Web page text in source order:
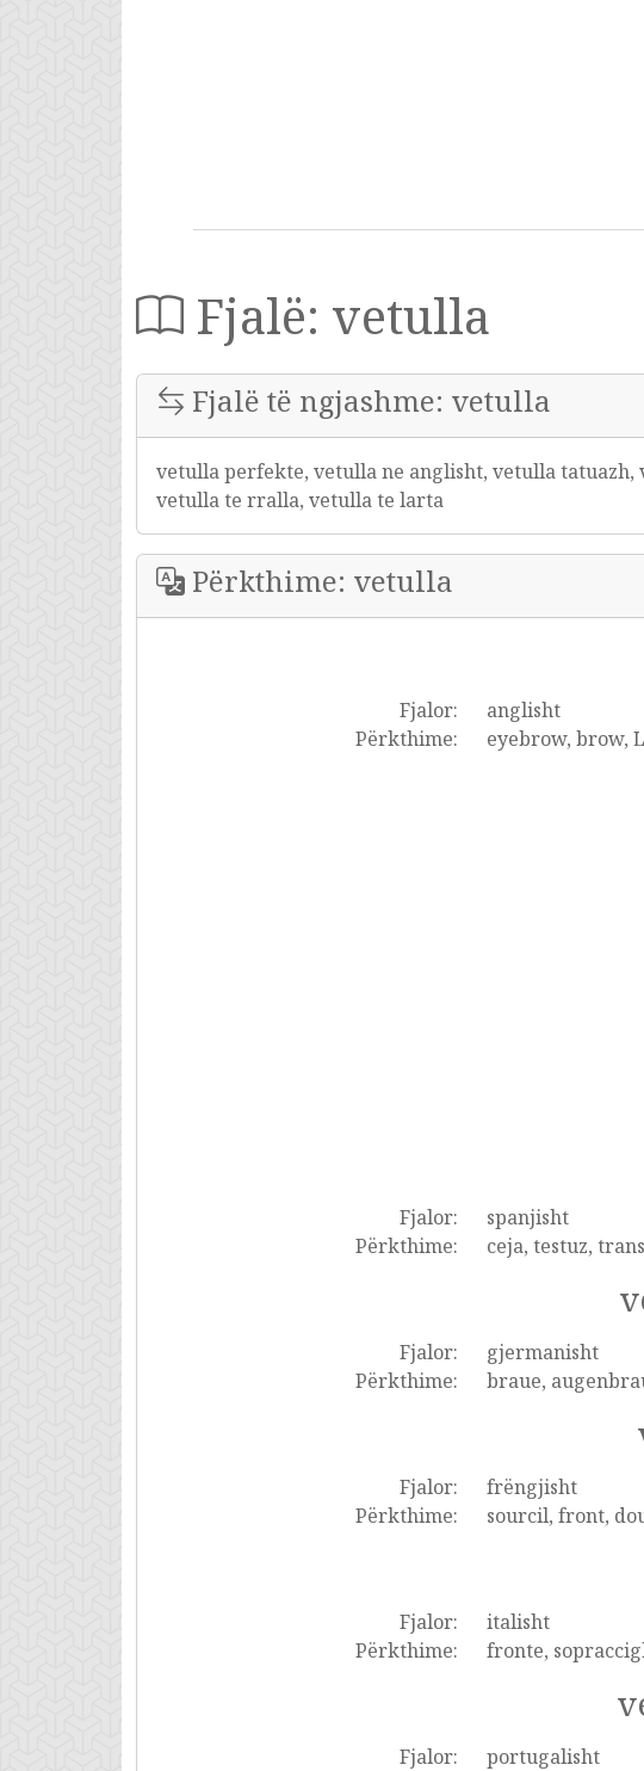
Fjalë: vetulla
Fjalë të ngjashme: vetulla
vetulla perfekte, vetulla ne anglisht, vetulla
vetulla te rralla, vetulla te larta
Përkthime: vetulla
Fjalor:
anglisht
Përkthime:
eyebrow, brow,
Fjalor:
spanjisht
Përkthime:
ceja, testuz,
Fjalor:
gjermanisht
Përkthime:
braue,
Fjalor:
frëngjisht
Përkthime:
sourcil, front,
Fjalor:
italisht
Përkthime:
fronte,
Fjalor:
portugalisht